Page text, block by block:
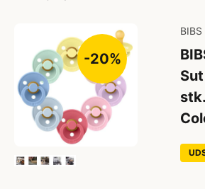
-20%
BIBS